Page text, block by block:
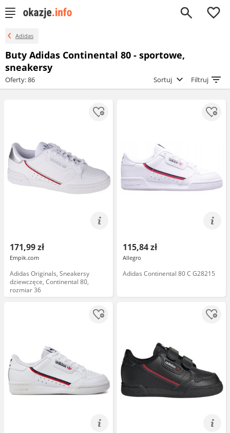
0
Adidas
Buty Adidas Continental 80 - sportowe,
sneakersy
Oferty: 86 Sortuj Filtruj
171,99 zł
Empik.com
Adidas Originals, Sneakersy
dziewczęce, Continental 80,
rozmiar 36
115,84 zł
Allegro
Adidas Continental 80 C G28215